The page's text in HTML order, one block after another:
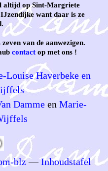
altijd op Sint-Margriete
want daar is ze
van de aanwezigen.
contactop met ons !
Louise Haverbeke en
Damme enMarie-
blz—Inhoudstafel